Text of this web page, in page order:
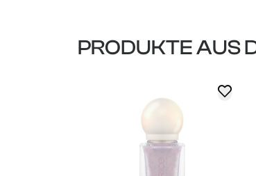
PRODUKTE AUS